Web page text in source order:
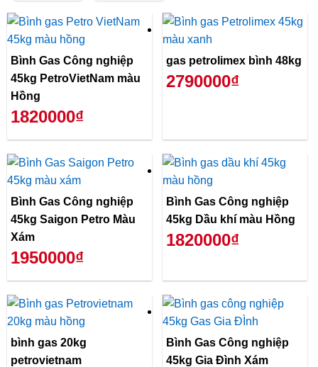
Bình Gas Công nghiệp
45kg PetroVietNam màu
Hồng
1820000₫
gas petrolimex bình 48kg
2790000₫
Bình Gas Công nghiệp
45kg Saigon Petro Màu
Xám
1950000₫
Bình Gas Công nghiệp
45kg Dầu khí màu Hồng
1820000₫
bình gas 20kg
petrovietnam
Bình Gas Công nghiệp
45kg Gia Đình Xám